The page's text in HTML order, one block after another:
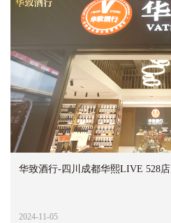
华致酒行-四川成都华熙LIVE 528店
2024-11-05